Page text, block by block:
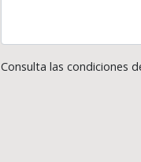
Consulta las condiciones